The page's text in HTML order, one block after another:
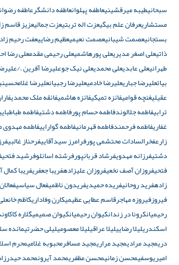
سبحانیطیبه میرقشینیعاطفه پهلوانعاطفه دانشگرعاطفه
مستشاریعرفان علم بیگیعزت اله تربتیعزت جمالیعزیز قاسم
بستجانیعصمت شیبانیعصمت نعیمیعظیم رضاییعفت رحیم
ذاتیعلی اصغر مدیریعلی پورهاشمیعلی رحیمی مقدمعلی رضا
طهرانیعلی عابدیعلی محمدیعلی نیک جوعلیرضا آفرین ./
بیاتعلیرضا جباریعلیرضا خادمیعلیرضا رجبیانعلیرضا
عقیلیغنچه قوامیفائزه تمیکیفائزه هاشمیفائقه ملک محمدی
ترابیفاطمه جلالوندفاطمه حسام پورفاطمه دشتیفاطمه
غفاریفاطمه فرحمندفاطمه قهرمانیفاطمه گواراییفاطمه مهدوی
زارعفخرالسادات محتشمی پورفرامرز سیدآقاییفرحناز غالبی
دشتیفرزانه مهدویفرشاد قربانپورفرشته اسانلوفرشید فتحی
فتحیفروزان آصف نخعیفروزان علیزادهفریبا جعفریفریبا کمال
زادهفرید روحانیفریده حمیدیفریدون ناظمیفعال سیاسی
فیروزفیروزه مهاجرقاسم عطایی عظیمیکارن وفاداریکاظم
رحیمیانکرونا در زندانکیوان رحیمیانکیوان صمیمیگلاره
اسکندریلیلا رضاییلیلا عراقیلیلا معصومیلیلی حضرتیمائده
دریمجید مرادیمجید مراریمجید مسافرمحبوبه غلامیمحرم
امیریوسفیمحسن زمانیمحسن مظفریمحمد آیرونمحمد